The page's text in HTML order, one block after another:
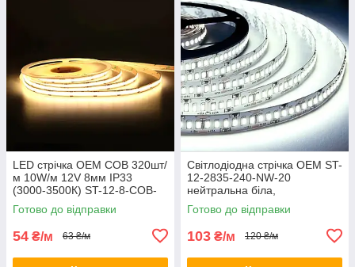
LED стрічка OEM COB 320шт/
м 10W/м 12V 8мм IP33
(3000-3500К) ST-12-8-COB-
320-WW
Готово до відправки
54 ₴/м 63 ₴/м
Світлодіодна стрічка OEM ST-
12-2835-240-NW-20
нейтральна біла,
негерметична, 1м
Готово до відправки
103 ₴/м 120 ₴/м